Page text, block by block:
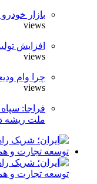
بازار
views
افزایش
views
چرا وام
views
فراجا:
ملت ریشه